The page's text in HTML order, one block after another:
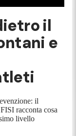
il
e
il
racconta cosa
livello